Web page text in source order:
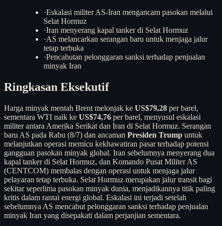
·Eskalasi militer AS-Iran mengancam pasokan melalui
Selat Hormuz
·Iran menyerang kapal tanker di Selat Hormuz
·AS melancarkan serangan baru untuk menjaga jalur
tetap terbuka
·Pencabutan pelonggaran sanksi terhadap penjualan
minyak Iran
Ringkasan Eksekutif
Harga minyak mentah Brent melonjak ke US$79,28 per barel,
sementara WTI naik ke US$74,76 per barel, menyusul eskalasi
militer antara Amerika Serikat dan Iran di Selat Hormuz. Serangan
baru AS pada Rabu (8/7) dan ancaman Presiden Trump untuk
melanjutkan operasi memicu kekhawatiran pasar terhadap potensi
gangguan pasokan minyak global. Iran sebelumnya menyerang dua
kapal tanker di Selat Hormuz, dan Komando Pusat Militer AS
(CENTCOM) membalas dengan operasi untuk menjaga jalur
pelayaran tetap terbuka. Selat Hormuz merupakan jalur transit bagi
sekitar seperlima pasokan minyak dunia, menjadikannya titik paling
kritis dalam rantai energi global. Eskalasi ini terjadi setelah
sebelumnya AS mencabut pelonggaran sanksi terhadap penjualan
minyak Iran yang disepakati dalam perjanjian sementara.